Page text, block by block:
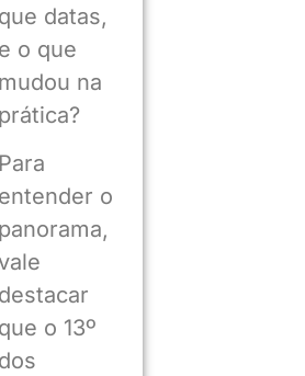
que datas,
e o que
mudou na
prática?
Para
entender o
panorama,
destacar
que o 13º
dos